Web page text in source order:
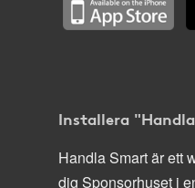
Installera
Handla Smart är ett
dig Sponsorhuset i